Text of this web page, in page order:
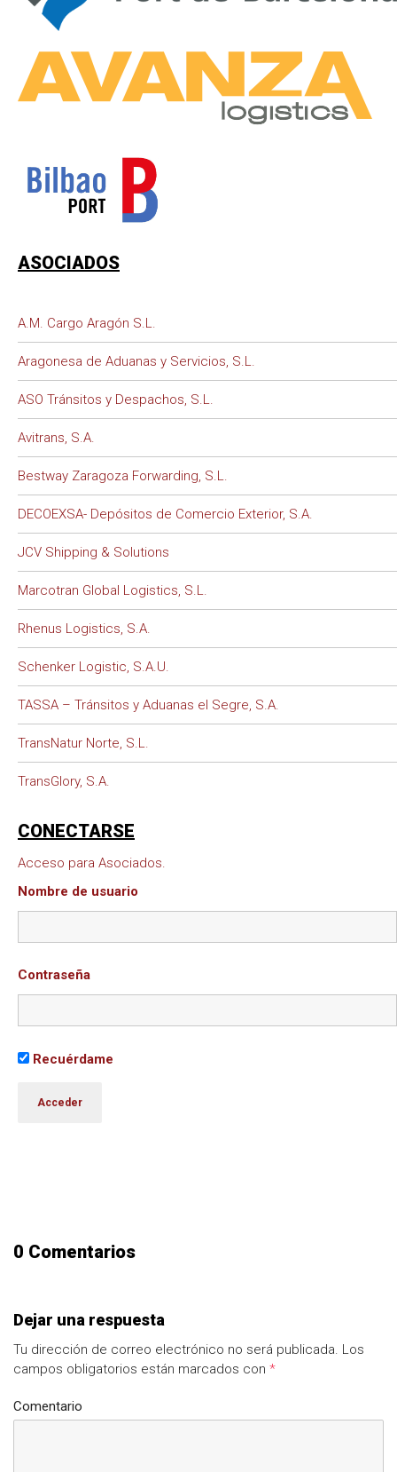
ASOCIADOS
A.M. Cargo Aragón S.L.
Aragonesa de Aduanas y Servicios, S.L.
ASO Tránsitos y Despachos, S.L.
Avitrans, S.A.
Bestway Zaragoza Forwarding, S.L.
DECOEXSA- Depósitos de Comercio Exterior, S.A.
JCV Shipping & Solutions
Marcotran Global Logistics, S.L.
Rhenus Logistics, S.A.
Schenker Logistic, S.A.U.
TASSA – Tránsitos y Aduanas el Segre, S.A.
TransNatur Norte, S.L.
TransGlory, S.A.
CONECTARSE
Acceso para Asociados.
Nombre de usuario
Contraseña
Recuérdame
0 Comentarios
Dejar una respuesta
Tu dirección de correo electrónico no será publicada. Los
campos obligatorios están marcados con *
Comentario